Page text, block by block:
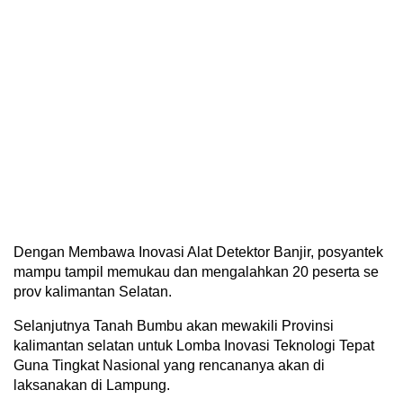
Dengan Membawa Inovasi Alat Detektor Banjir, posyantek
mampu tampil memukau dan mengalahkan 20 peserta se
prov kalimantan Selatan.
Selanjutnya Tanah Bumbu akan mewakili Provinsi
kalimantan selatan untuk Lomba Inovasi Teknologi Tepat
Guna Tingkat Nasional yang rencananya akan di
laksanakan di Lampung.